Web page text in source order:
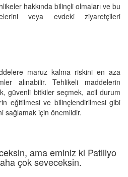
hakkında bilinçli olmaları ve bu
veya evdeki ziyaretçileri
maruz kalma riskini en aza
alınabilir. Tehlikeli maddelerin
güvenli bitkiler seçmek, acil durum
eğitilmesi ve bilinçlendirilmesi gibi
sağlamak için önemlidir.
ama eminiz ki Patiliyo
çok seveceksin.